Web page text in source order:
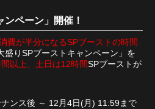
ンペーン」開催！
費が半分になるSPブーストの時間
盛りSPブーストキャンペーン」を
以上、土日は12時間SPブーストが
ンス後 ～ 12月4日(月) 11:59まで